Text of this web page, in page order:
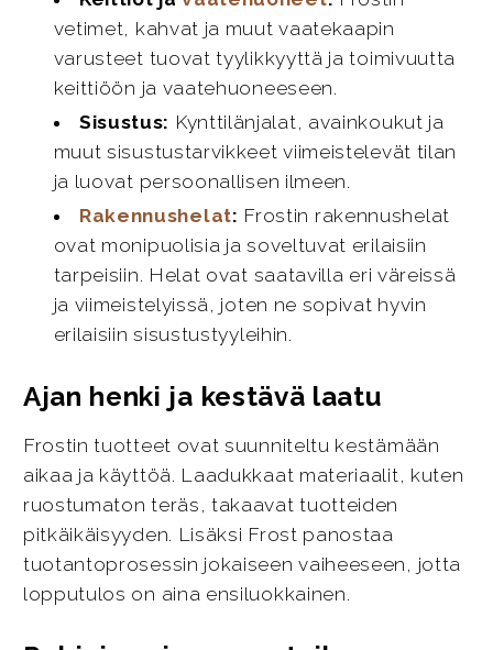
vetimet, kahvat ja muut vaatekaapin
varusteet tuovat tyylikkyyttä ja toimivuutta
keittiöön ja vaatehuoneeseen.
Sisustus: Kynttilänjalat, avainkoukut ja
muut sisustustarvikkeet viimeistelevät tilan
ja luovat persoonallisen ilmeen.
Rakennushelat: Frostin rakennushelat
ovat monipuolisia ja soveltuvat erilaisiin
tarpeisiin. Helat ovat saatavilla eri väreissä
ja viimeistelyissä, joten ne sopivat hyvin
erilaisiin sisustustyyleihin.
Ajan henki ja kestävä laatu
Frostin tuotteet ovat suunniteltu kestämään
aikaa ja käyttöä. Laadukkaat materiaalit, kuten
ruostumaton teräs, takaavat tuotteiden
pitkäikäisyyden. Lisäksi Frost panostaa
tuotantoprosessin jokaiseen vaiheeseen, jotta
lopputulos on aina ensiluokkainen.